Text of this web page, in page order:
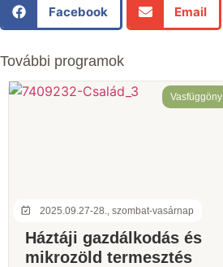
Facebook Email
További programok
2025.09.27-28., szombat-vasárnap
Vasfüggöny
Háztáji gazdálkodás és
mikrozöld termesztés